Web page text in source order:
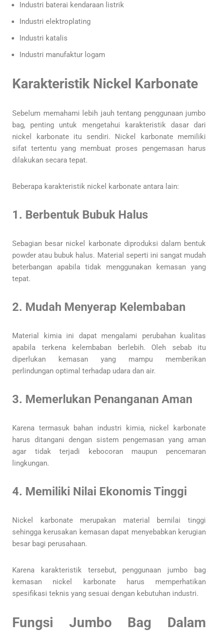
Industri baterai kendaraan listrik
Industri elektroplating
Industri katalis
Industri manufaktur logam
Karakteristik Nickel Karbonate
Sebelum memahami lebih jauh tentang penggunaan jumbo
bag, penting untuk mengetahui karakteristik dasar dari
nickel karbonate itu sendiri. Nickel karbonate memiliki
sifat tertentu yang membuat proses pengemasan harus
dilakukan secara tepat.
Beberapa karakteristik nickel karbonate antara lain:
1. Berbentuk Bubuk Halus
Sebagian besar nickel karbonate diproduksi dalam bentuk
powder atau bubuk halus. Material seperti ini sangat mudah
beterbangan apabila tidak menggunakan kemasan yang
tepat.
2. Mudah Menyerap Kelembaban
Material kimia ini dapat mengalami perubahan kualitas
apabila terkena kelembaban berlebih. Oleh sebab itu
diperlukan kemasan yang mampu memberikan
perlindungan optimal terhadap udara dan air.
3. Memerlukan Penanganan Aman
Karena termasuk bahan industri kimia, nickel karbonate
harus ditangani dengan sistem pengemasan yang aman
agar tidak terjadi kebocoran maupun pencemaran
lingkungan.
4. Memiliki Nilai Ekonomis Tinggi
Nickel karbonate merupakan material bernilai tinggi
sehingga kerusakan kemasan dapat menyebabkan kerugian
besar bagi perusahaan.
Karena karakteristik tersebut, penggunaan jumbo bag
kemasan nickel karbonate harus memperhatikan
spesifikasi teknis yang sesuai dengan kebutuhan industri.
Fungsi Jumbo Bag Dalam